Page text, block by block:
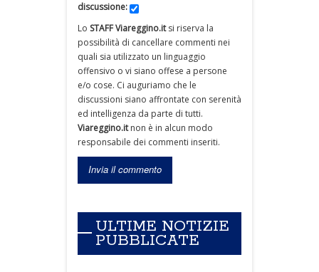
discussione:
Lo STAFF Viareggino.itsi riserva la
possibilità di cancellare commenti nei
quali sia utilizzato un linguaggio
offensivo o vi siano offese a persone
e/o cose. Ci auguriamo che le
discussioni siano affrontate con serenità
ed intelligenza da parte di tutti.
Viareggino.itnon è in alcun modo
responsabile dei commenti inseriti.
ULTIME NOTIZIE
PUBBLICATE